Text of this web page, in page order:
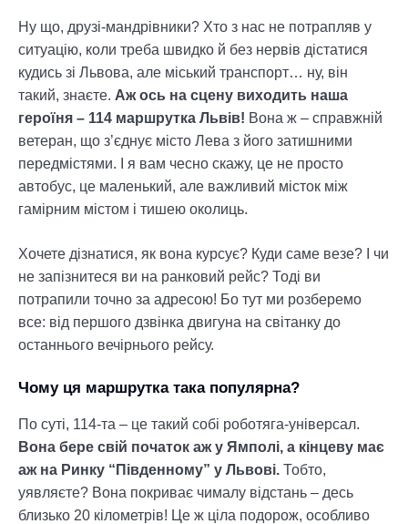
Ну що, друзі-мандрівники? Хто з нас не потрапляв у
ситуацію, коли треба швидко й без нервів дістатися
кудись зі Львова, але міський транспорт… ну, він
такий, знаєте. Аж ось на сцену виходить наша
героїня – 114 маршрутка Львів! Вона ж – справжній
ветеран, що з’єднує місто Лева з його затишними
передмістями. І я вам чесно скажу, це не просто
автобус, це маленький, але важливий місток між
гамірним містом і тишею околиць.
Хочете дізнатися, як вона курсує? Куди саме везе? І чи
не запізнитеся ви на ранковий рейс? Тоді ви
потрапили точно за адресою! Бо тут ми розберемо
все: від першого дзвінка двигуна на світанку до
останнього вечірнього рейсу.
Чому ця маршрутка така популярна?
По суті, 114-та – це такий собі роботяга-універсал.
Вона бере свій початок аж у Ямполі, а кінцеву має
аж на Ринку “Південному” у Львові. Тобто,
уявляєте? Вона покриває чималу відстань – десь
близько 20 кілометрів! Це ж ціла подорож, особливо